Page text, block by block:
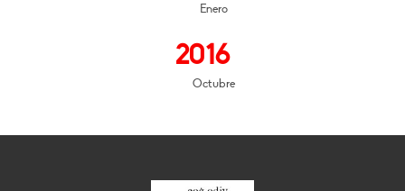
Enero
2016
Octubre